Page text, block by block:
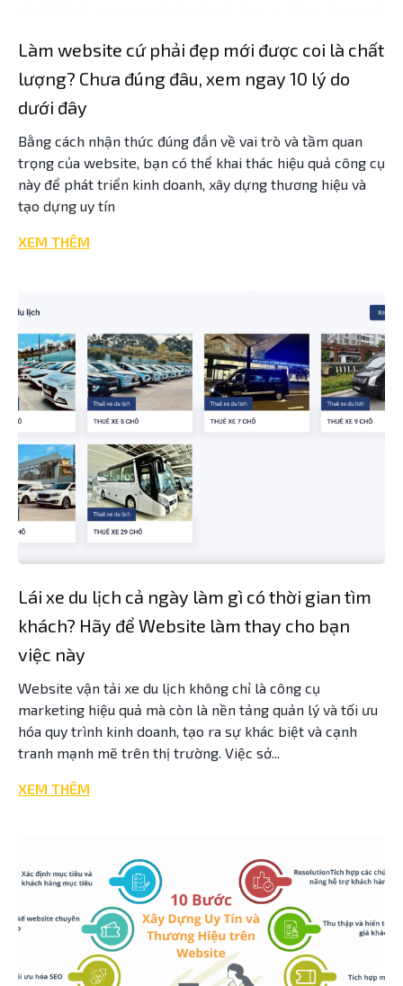
Làm website cứ phải đẹp mới được coi là chất
lượng? Chưa đúng đâu, xem ngay 10 lý do
dưới đây
Bằng cách nhận thức đúng đắn về vai trò và tầm quan
trọng của website, bạn có thể khai thác hiệu quả công cụ
này để phát triển kinh doanh, xây dựng thương hiệu và
tạo dựng uy tín
XEM THÊM
Lái xe du lịch cả ngày làm gì có thời gian tìm
khách? Hãy để Website làm thay cho bạn
việc này
Website vận tải xe du lịch không chỉ là công cụ
marketing hiệu quả mà còn là nền tảng quản lý và tối ưu
hóa quy trình kinh doanh, tạo ra sự khác biệt và cạnh
tranh mạnh mẽ trên thị trường. Việc sở...
XEM THÊM